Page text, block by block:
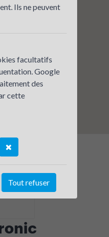
Ils ne peuvent
facultatifs
Google
des
cette
Tout refuser